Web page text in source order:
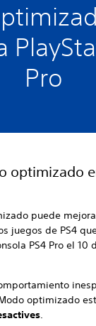
Pro
optimizado
puede
juegos de PS4
PS4 Pro el 10
optimizado
.